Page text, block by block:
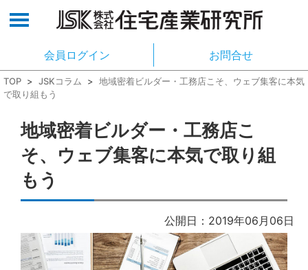
会員ログイン お問合せ
TOP > JSKコラム > 地域密着ビルダー・工務店こそ、ウェブ集客に本気
で取り組もう
地域密着ビルダー・工務店こ
そ、ウェブ集客に本気で取り組
もう
公開日：2019年06月06日